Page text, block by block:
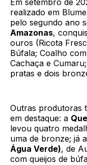
Em setembro de
realizado em
pelo segundo ano
Amazonas,
ouros (Ricota
Búfala; Coalho
Cachaça e
pratas e dois
Outras produtoras
em destaque: a
levou quatro
uma de bronze; já a
Água Verde), de
com queijos de